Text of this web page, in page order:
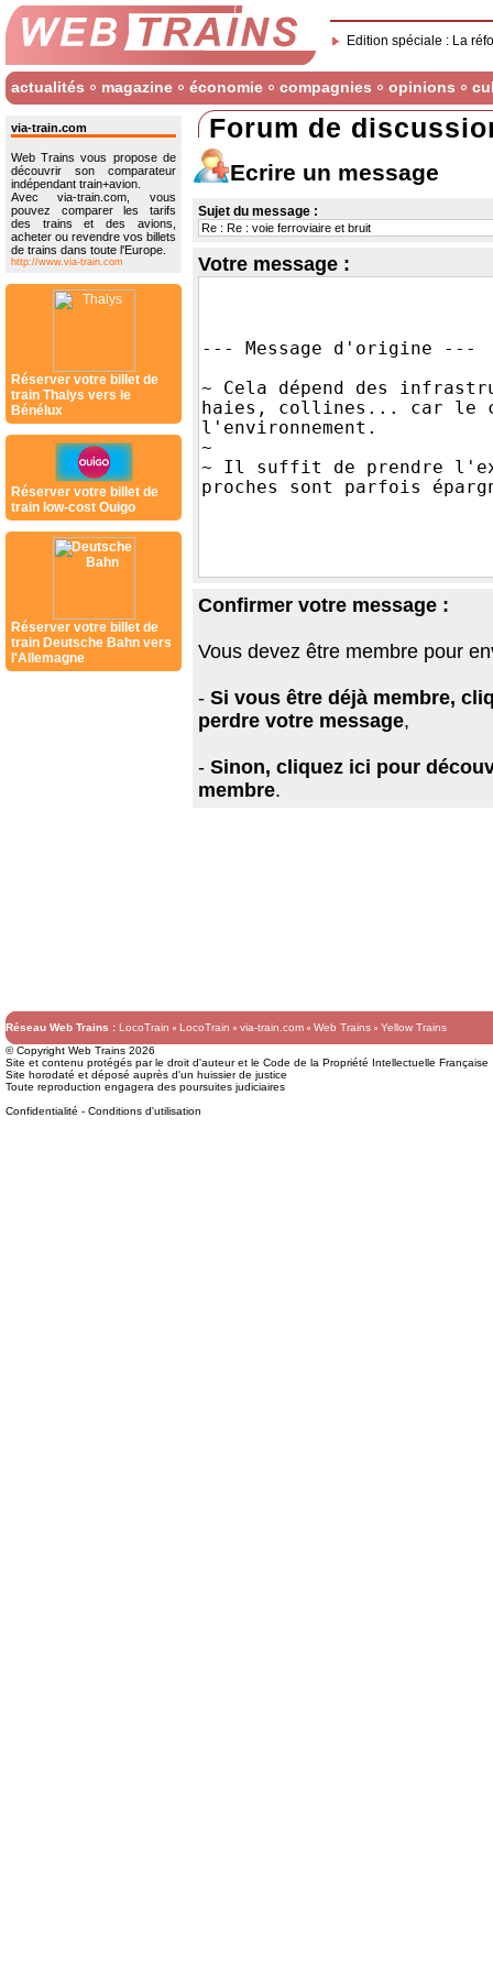
Edition spéciale : La
actualités magazine économie compagnies opinions
via-train.com
Web Trains vous propose de
découvrir son comparateur
indépendant train+avion.
Avec via-train.com, vous
pouvez comparer les tarifs
des trains et des avions,
acheter ou revendre vos billets
de trains dans toute l'Europe.
http://www.via-train.com
Réserver votre billet de
train Thalys vers le
Bénélux
Réserver votre billet de
train low-cost Ouigo
Réserver votre billet de
train Deutsche Bahn vers
l'Allemagne
Forum de
Ecrire un message
Sujet du message :
Votre message :
Confirmer votre message :
Vous devez être membre pour
- Si vous être déjà membre,
perdre votre message,
- Sinon, cliquez ici pour
membre.
Réseau Web Trains : LocoTrain LocoTrain via-train.com Web Trains
Yellow Trains
© Copyright Web Trains 2026
Site et contenu protégés par le droit d'auteur et le Code de la Propriété Intellectuelle Française
Site horodaté et déposé auprès d'un huissier de justice
Toute reproduction engagera des poursuites judiciaires
Confidentialité - Conditions d'utilisation